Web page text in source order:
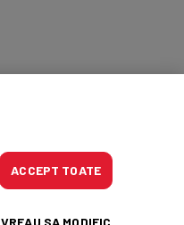
ACCEPT TOATE
VREAU SA MODIFIC